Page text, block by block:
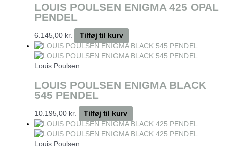
LOUIS POULSEN ENIGMA 425 OPAL
PENDEL
6.145,00 kr. Tilføj til kurv
Louis Poulsen
LOUIS POULSEN ENIGMA BLACK
545 PENDEL
10.195,00 kr. Tilføj til kurv
Louis Poulsen